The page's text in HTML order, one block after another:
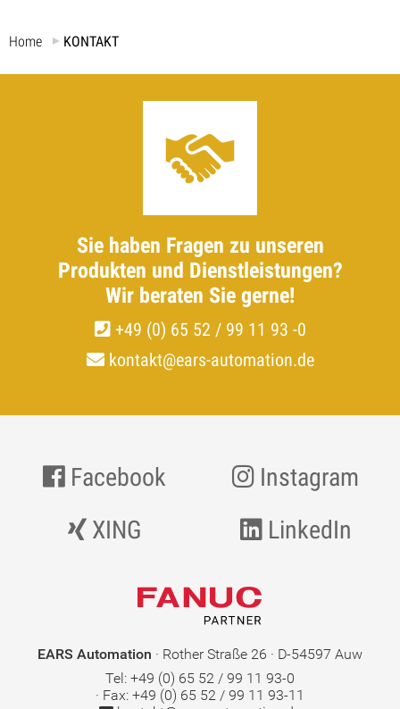
Home KONTAKT
Sie haben Fragen zu unseren
Produkten und Dienstleistungen?
Wir beraten Sie gerne!
+49 (0) 65 52 / 99 11 93 -0
kontakt@ears-automation.de
Facebook
Instagram
XING
LinkedIn
EARS Automation · Rother Straße 26 · D-54597 Auw
Tel: +49 (0) 65 52 / 99 11 93-0
· Fax: +49 (0) 65 52 / 99 11 93-11